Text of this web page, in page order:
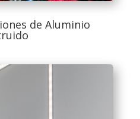
de Aluminio